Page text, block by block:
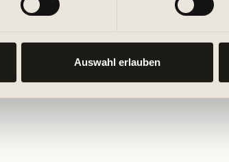
Auswahl erlauben